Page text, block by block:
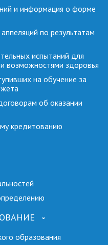
и информация о форме
по результатам
испытаний для
возможностями здоровья
на обучение за
об оказании
кредитованию
образования